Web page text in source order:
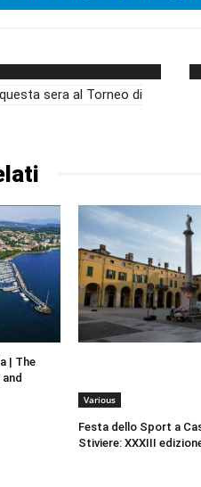
sera al Torneo di
| The
Various
Festa dello Sport a
Stiviere: XXXIII